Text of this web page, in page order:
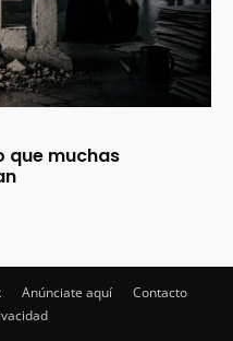
que muchas
Anúnciate aquí
Contacto